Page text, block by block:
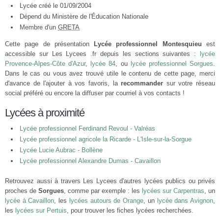
Lycée créé le 01/09/2004
Dépend du Ministère de l'Éducation Nationale
Membre d'un GRETA
Cette page de présentation Lycée professionnel Montesquieu est
accessible sur Les Lycees .fr depuis les sections suivantes :
lycée
Provence-Alpes-Côte d'Azur, lycée 84, ou lycée professionnel Sorgues.
Dans le cas ou vous avez trouvé utile le contenu de cette page, merci
d'avance de l'ajouter à vos favoris, la recommander sur votre réseau
social préféré ou encore la diffuser par courriel à vos contacts !
Lycées à proximité
Lycée professionnel Ferdinand Revoul - Valréas
Lycée professionnel agricole la Ricarde - L'Isle-sur-la-Sorgue
Lycée Lucie Aubrac - Bollène
Lycée professionnel Alexandre Dumas - Cavaillon
Retrouvez aussi à travers Les Lycees d'autres lycées publics ou privés
proches de Sorgues, comme par exemple : les lycées sur Carpentras, un
lycée à Cavaillon, les lycées autours de Orange, un lycée dans Avignon,
les lycées sur Pertuis, pour trouver les fiches lycées recherchées.